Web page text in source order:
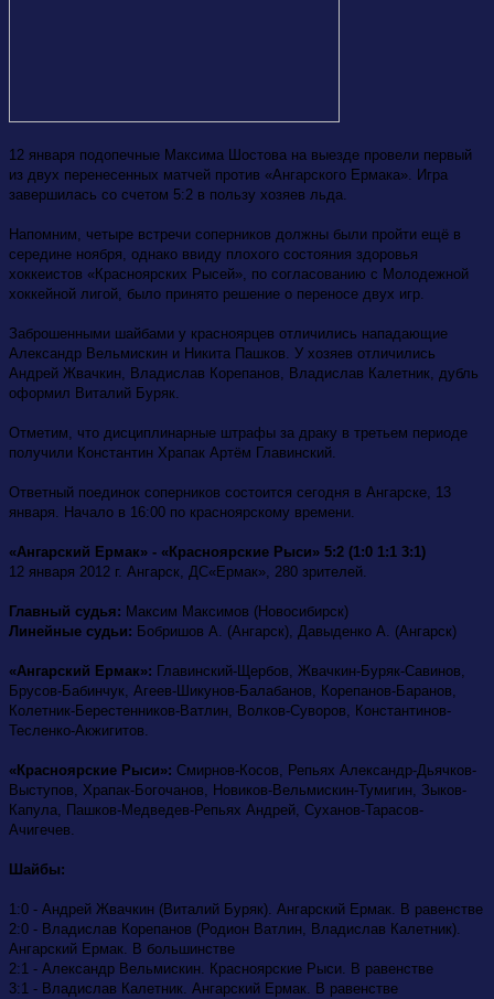
12 января подопечные Максима Шостова на выезде провели первый
из двух перенесенных матчей против «Ангарского Ермака». Игра
завершилась со счетом 5:2 в пользу хозяев льда.
Напомним, четыре встречи соперников должны были пройти ещё в
середине ноября, однако ввиду плохого состояния здоровья
хоккеистов «Красноярских Рысей», по согласованию с Молодежной
хоккейной лигой, было принято решение о переносе двух игр.
Заброшенными шайбами у красноярцев отличились нападающие
Александр Вельмискин и Никита Пашков. У хозяев отличились
Андрей Жвачкин, Владислав Корепанов, Владислав Калетник, дубль
оформил Виталий Буряк.
Отметим, что дисциплинарные штрафы за драку в третьем периоде
получили Константин Храпак Артём Главинский.
Ответный поединок соперников состоится сегодня в Ангарске, 13
января. Начало в 16:00 по красноярскому времени.
«Ангарский Ермак» - «Красноярские Рыси» 5:2 (1:0 1:1 3:1)
12 января 2012 г. Ангарск, ДС«Ермак», 280 зрителей.
Главный судья: Максим Максимов (Новосибирск)
Линейные судьи: Бобришов А. (Ангарск), Давыденко А. (Ангарск)
«Ангарский Ермак»: Главинский-Щербов, Жвачкин-Буряк-Савинов,
Брусов-Бабинчук, Агеев-Шикунов-Балабанов, Корепанов-Баранов,
Колетник-Берестенников-Ватлин, Волков-Суворов, Константинов-
Тесленко-Акжигитов.
«Красноярские Рыси»: Смирнов-Косов, Репьях Александр-Дьячков-
Выступов, Храпак-Богочанов, Новиков-Вельмискин-Тумигин, Зыков-
Капула, Пашков-Медведев-Репьях Андрей, Суханов-Тарасов-
Ачигечев.
Шайбы:
1:0 - Андрей Жвачкин (Виталий Буряк). Ангарский Ермак. В равенстве
2:0 - Владислав Корепанов (Родион Ватлин, Владислав Калетник).
Ангарский Ермак. В большинстве
2:1 - Александр Вельмискин. Красноярские Рыси. В равенстве
3:1 - Владислав Калетник. Ангарский Ермак. В равенстве